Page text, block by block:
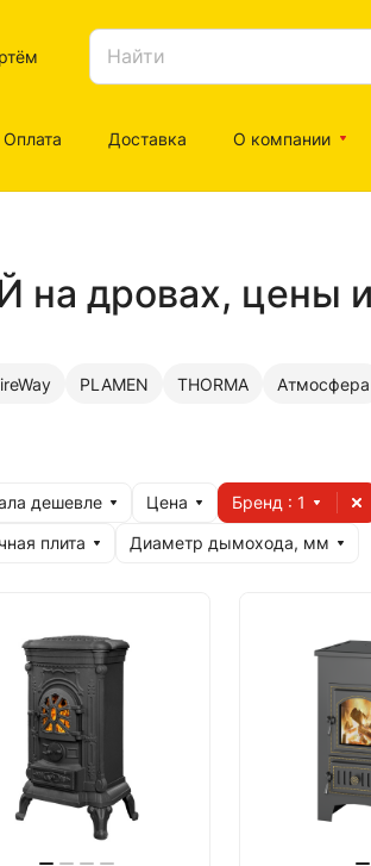
Оплата Доставка О компании
дровах, цены
PLAMEN THORMA Атмосфера
дешевле Цена Бренд : 1
плита
Диаметр дымохода, мм